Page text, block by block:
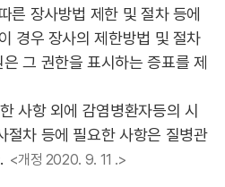
장사방법 제한 및 절차 등에
경우 장사의 제한방법 및 절차
그 권한을 표시하는 증표를 제
사항 외에 감염병환자등의 시
절차 등에 필요한 사항은 질병관
<개정 2020. 9. 11 .>